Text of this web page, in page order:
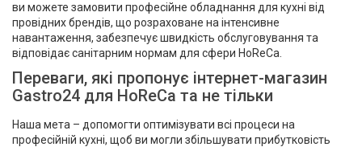
ви можете замовити професійне обладнання для кухні від
провідних брендів, що розраховане на інтенсивне
навантаження, забезпечує швидкість обслуговування та
відповідає санітарним нормам для сфери HoReCa.
Переваги, які пропонує інтернет-магазин
Gastro24 для HoReCa та не тільки
Наша мета – допомогти оптимізувати всі процеси на
професійній кухні, щоб ви могли збільшувати прибутковість